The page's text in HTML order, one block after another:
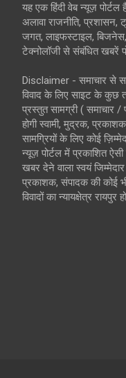
यह एक हिंदी वेब न्यूज़
अलावा राजनीति,
जगत, लाइफस्टाइल, बिजनेस,
टेक्नोलॉजी से संबंधित खबरें
Disclaimer - समाचार से
विवाद के लिए साइट के कुछ
प्रस्तुत सामग्री ( समाचार /
होगी स्वामी, मुद्रक,
सामग्रियों के लिए कोई
न्यूज़ पोर्टल में प्रकाशित
खबर देने वाला स्वयं जिम्मेदार
प्रकाशक, संपादक की कोई भी
विवादों का न्यायक्षेत्र रायपुर